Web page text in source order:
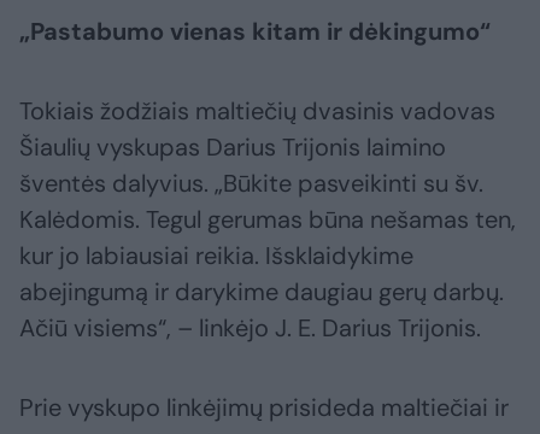
„Pastabumo vienas kitam ir dėkingumo“
Tokiais žodžiais maltiečių dvasinis vadovas
Šiaulių vyskupas Darius Trijonis laimino
šventės dalyvius. „Būkite pasveikinti su šv.
Kalėdomis. Tegul gerumas būna nešamas ten,
kur jo labiausiai reikia. Išsklaidykime
abejingumą ir darykime daugiau gerų darbų.
Ačiū visiems“, – linkėjo J. E. Darius Trijonis.
Prie vyskupo linkėjimų prisideda maltiečiai ir